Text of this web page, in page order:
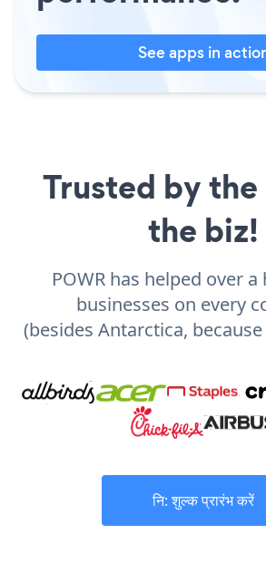
See apps in
Trusted by
the biz!
POWR has helped over
businesses on every
(besides Antarctica,
नि: शुल्क प्रारंभ करें